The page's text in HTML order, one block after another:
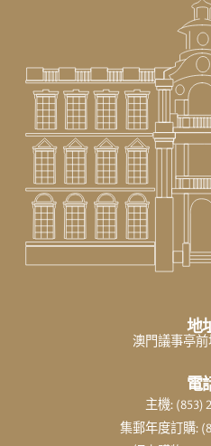
地
澳門議事亭
電
主機: (853)
集郵年度訂購: